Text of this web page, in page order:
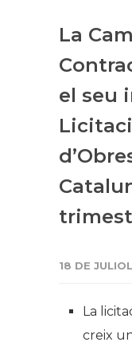
La
el seu
18 DE
La
creix